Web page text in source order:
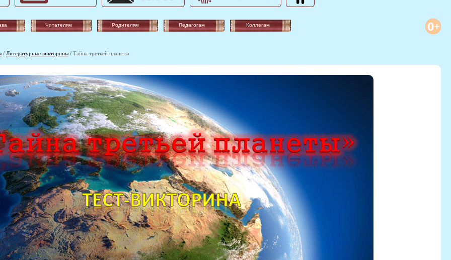
Читателям Родителям Педагогам Коллегам
/ Литературные викторины / Тайна третьей планеты